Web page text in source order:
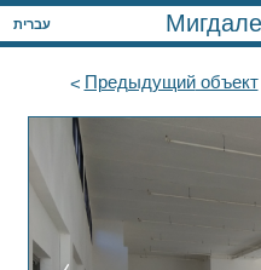
עברית
Предыдущийобъект